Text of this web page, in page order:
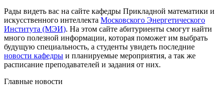
Рады видеть вас на сайте кафедры Прикладной математики и
искусственного интеллекта Московского Энергетического
Института (МЭИ). На этом сайте абитуриенты смогут найти
много полезной информации, которая поможет им выбрать
будущую специальность, а студенты увидеть последние
новости кафедры и планируемые мероприятия, а так же
расписание преподавателей и задания от них.
Главные новости